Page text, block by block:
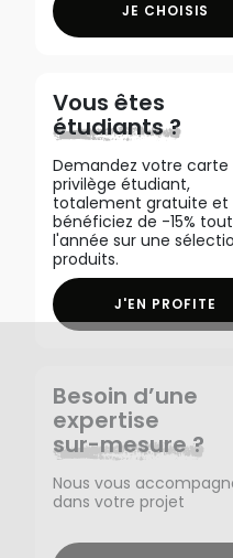
JE CHOISIS
Vous êtes
étudiants ?
Demandez votre carte
privilège étudiant,
totalement gratuite et
bénéficiez de -15%
l'année sur une
produits.
J'EN PROFITE
Besoin d’une
expertise
sur-mesure ?
Nous vous
dans votre projet